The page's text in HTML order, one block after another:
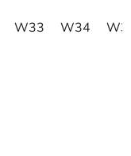
W33 W34